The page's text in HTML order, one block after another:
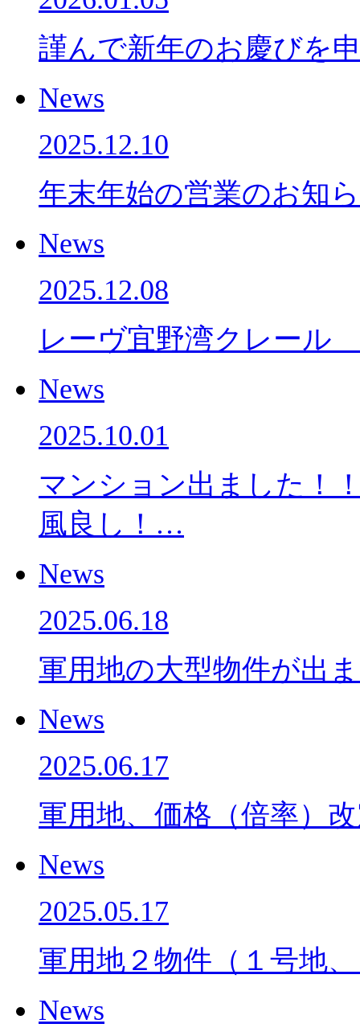
謹んで新年のお慶びを
News
2025.12.10
年末年始の営業のお知
News
2025.12.08
レーヴ宜野湾クレール
News
2025.10.01
マンション出ました！
風良し！…
News
2025.06.18
軍用地の大型物件が出
News
2025.06.17
軍用地、価格（倍率）
News
2025.05.17
軍用地２物件（１号地
News